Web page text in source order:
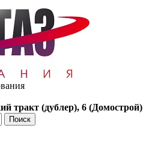
тракт (дублер), 6 (Домострой)
Поиск